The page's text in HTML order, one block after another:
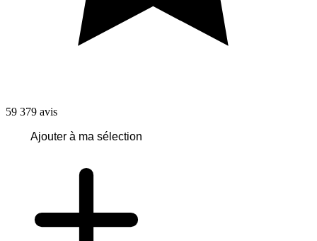
59 379 avis
Ajouter à ma sélection